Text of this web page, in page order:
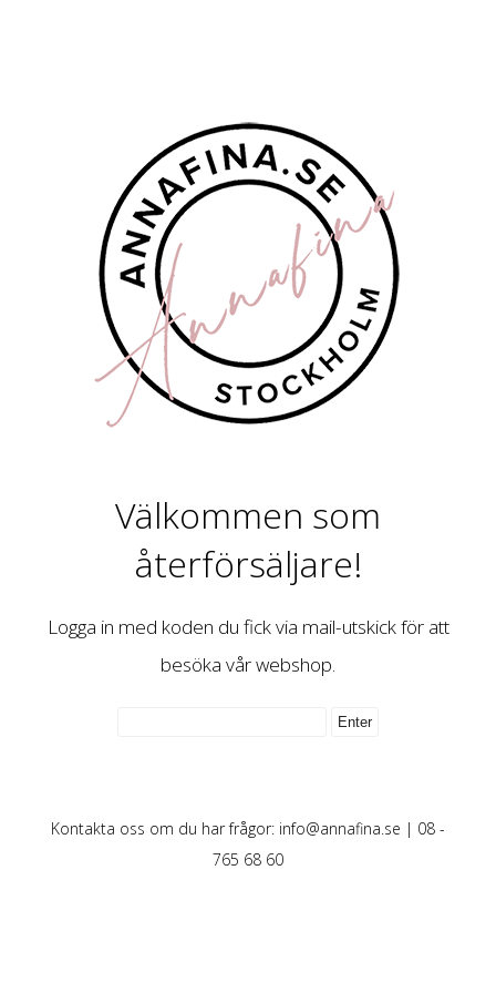
Välkommen som
återförsäljare!
Logga in med koden du fick via mail-utskick för att
besöka vår webshop.
Kontakta oss om du har frågor: info@annafina.se | 08 -
765 68 60